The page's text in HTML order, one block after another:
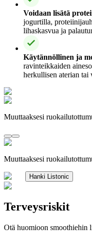
Voidaan lisätä
jogurtilla,
lihaskasvua ja
Käytännöllinen ja
ravinteikkaiden
herkullisen aterian tai
Muuttaaksesi
Muuttaaksesi
Hanki Listonic
Terveysriskit
Otä huomioon smoothiehin